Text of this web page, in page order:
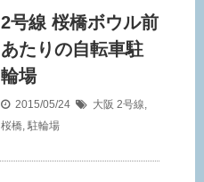
2号線 桜橋ボウル前
あたりの自転車駐
輪場
2015/05/24 大阪 2号線,
桜橋, 駐輪場